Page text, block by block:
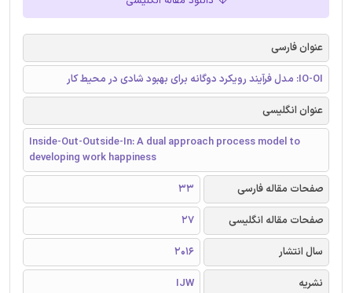
عنوان فارسی
IO-OI: مدل فرآیند رویکرد دوگانه برای بهبود شادی در محیط کار
عنوان انگلیسی
Inside-Out-Outside-In: A dual approach process model to
developing work happiness
صفحات مقاله فارسی
33
صفحات مقاله انگلیسی
27
سال انتشار
2016
نشریه
IJW